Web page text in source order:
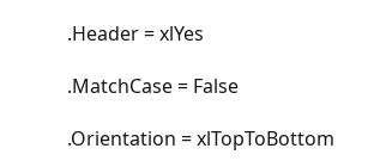
.Header = xlYes
.MatchCase = False
.Orientation = xlTopToBottom